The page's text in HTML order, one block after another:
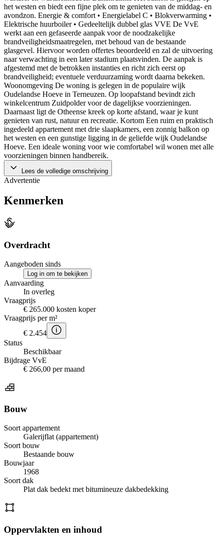
het westen en biedt een fijne plek om te genieten van de middag- en
avondzon. Energie & comfort • Energielabel C • Blokverwarming •
Elektrische huurboiler • Gedeeltelijk dubbel glas VVE De VvE
werkt aan een gefaseerde aanpak voor de noodzakelijke
brandveiligheidsmaatregelen, met behoud van de bestaande
glasgevel. Hiervoor worden offertes beoordeeld en zal de uitvoering
naar verwachting in een later stadium plaatsvinden. De aanpak is
afgestemd met de betrokken instanties en richt zich eerst op
brandveiligheid; eventuele verduurzaming wordt daarna bekeken.
Woonomgeving De woning is gelegen in de populaire wijk
Oudelandse Hoeve in Terneuzen. Op loopafstand bevindt zich
winkelcentrum Zuidpolder voor de dagelijkse voorzieningen.
Daarnaast ligt de Otheense kreek op korte afstand, waar je kunt
genieten van rust, natuur en recreatie. Kortom Een ruim en praktisch
ingedeeld appartement met drie slaapkamers, een zonnig balkon op
het westen en een gunstige ligging in de geliefde wijk Oudelandse
Hoeve. Een ideale woning voor wie comfortabel wil wonen met alle
voorzieningen binnen handbereik.
Lees de volledige omschrijving
Advertentie
Kenmerken
Overdracht
Aangeboden sinds
Log in om te bekijken
Aanvaarding
In overleg
Vraagprijs
€ 265.000 kosten koper
Vraagprijs per m²
€ 2.454
Status
Beschikbaar
Bijdrage VvE
€ 266,00 per maand
Bouw
Soort appartement
Galerijflat (appartement)
Soort bouw
Bestaande bouw
Bouwjaar
1968
Soort dak
Plat dak bedekt met bitumineuze dakbedekking
Oppervlakten en inhoud